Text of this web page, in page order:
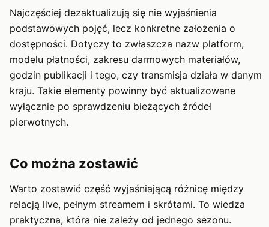
Najczęściej dezaktualizują się nie wyjaśnienia
podstawowych pojęć, lecz konkretne założenia o
dostępności. Dotyczy to zwłaszcza nazw platform,
modelu płatności, zakresu darmowych materiałów,
godzin publikacji i tego, czy transmisja działa w danym
kraju. Takie elementy powinny być aktualizowane
wyłącznie po sprawdzeniu bieżących źródeł
pierwotnych.
Co można zostawić
Warto zostawić część wyjaśniającą różnicę między
relacją live, pełnym streamem i skrótami. To wiedza
praktyczna, która nie zależy od jednego sezonu.